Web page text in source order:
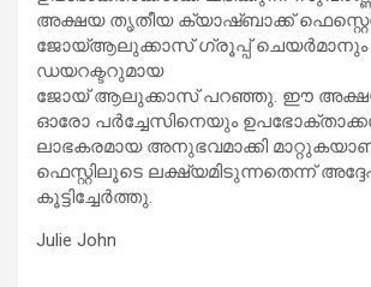
അക്ഷയ തൃതീയ ക്യാഷ്ബാക്ക്
ജോയ്ആലുക്കാസ് ഗ്രൂപ്പ് ചെയർമാനും
ഡയറക്ടറുമായ
ജോയ് ആലുക്കാസ് പറഞ്ഞു. ഈ
ഓരോ പർച്ചേസിനെയും
ലാഭകരമായ അനുഭവമാക്കി
ഫെസ്റ്റിലൂടെ ലക്ഷ്യമിടുന്നതെന്ന്
കൂട്ടിച്ചേർത്തു.
Julie John